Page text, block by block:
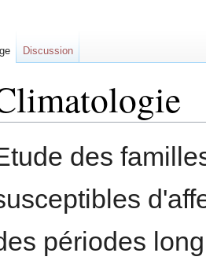
des
périodes
Discussion